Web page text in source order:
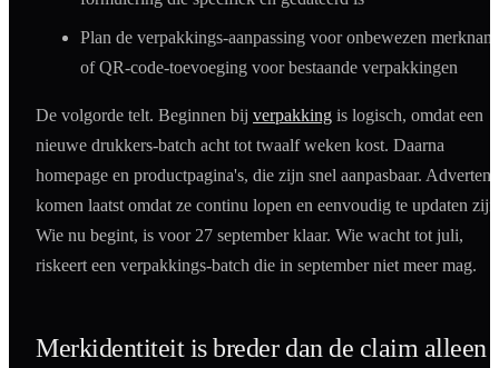
Plan de verpakkings-aanpassing voor onbewezen
of QR-code-toevoeging voor bestaande verpakkingen
De volgorde telt. Beginnen bij verpakking is logisch, omdat een
nieuwe drukkers-batch acht tot twaalf weken kost. Daarna
homepage en productpagina's, die zijn snel aanpasbaar.
komen laatst omdat ze continu lopen en eenvoudig te updaten
Wie nu begint, is voor 27 september klaar. Wie wacht tot juli,
riskeert een verpakkings-batch die in september niet meer mag.
Merkidentiteit is breder dan de claim alleen